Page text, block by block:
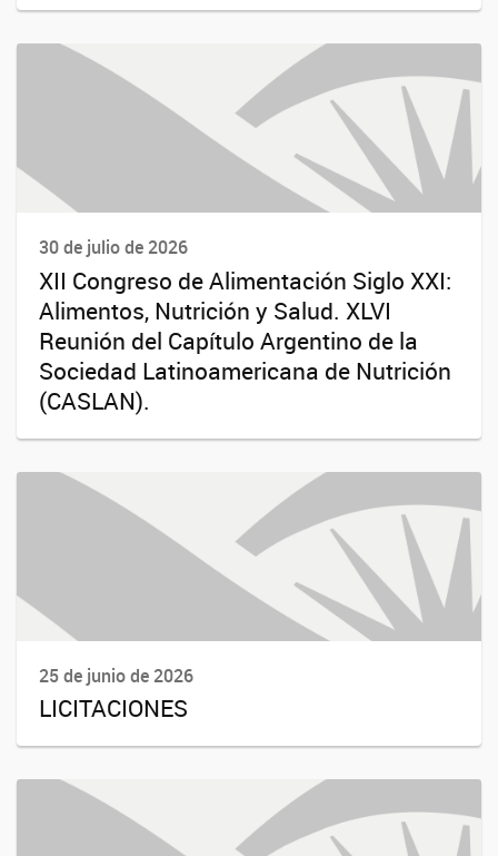
30 de julio de 2026
XII Congreso de Alimentación Siglo XXI:
Alimentos, Nutrición y Salud. XLVI
Reunión del Capítulo Argentino de la
Sociedad Latinoamericana de Nutrición
(CASLAN).
25 de junio de 2026
LICITACIONES